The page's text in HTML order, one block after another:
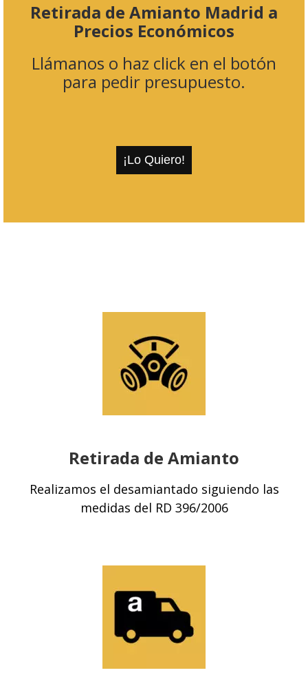
Retirada de Amianto Madrid a
Precios Económicos
Llámanos o haz click en el botón
para pedir presupuesto.
¡Lo Quiero!
Retirada de Amianto
Realizamos el desamiantado siguiendo las
medidas del RD 396/2006